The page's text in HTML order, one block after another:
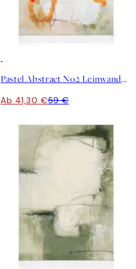
Pastel Abstract No2 Leinwandbild
Ab 41,30 €59 €